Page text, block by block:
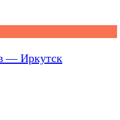
— Иркутск